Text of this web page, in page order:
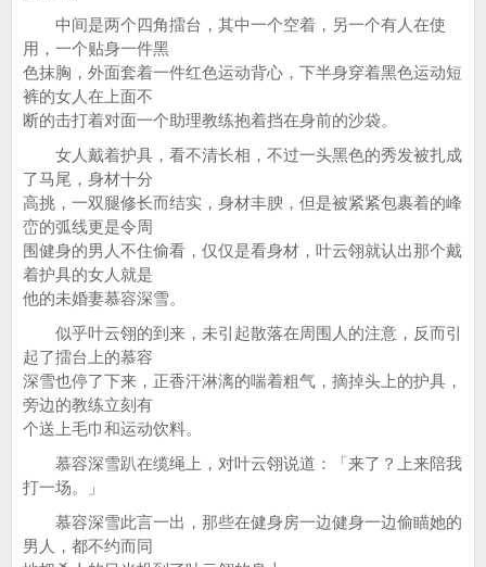
中间是两个四角擂台，其中一个空着，另一个有人在使
用，一个贴身一件黑
色抹胸，外面套着一件红色运动背心，下半身穿着黑色运动短
裤的女人在上面不
断的击打着对面一个助理教练抱着挡在身前的沙袋。
女人戴着护具，看不清长相，不过一头黑色的秀发被扎成
了马尾，身材十分
高挑，一双腿修长而结实，身材丰腴，但是被紧紧包裹着的峰
峦的弧线更是令周
围健身的男人不住偷看，仅仅是看身材，叶云翎就认出那个戴
着护具的女人就是
他的未婚妻慕容深雪。
似乎叶云翎的到来，未引起散落在周围人的注意，反而引
起了擂台上的慕容
深雪也停了下来，正香汗淋漓的喘着粗气，摘掉头上的护具，
旁边的教练立刻有
个送上毛巾和运动饮料。
慕容深雪趴在缆绳上，对叶云翎说道：「来了？上来陪我
打一场。」
慕容深雪此言一出，那些在健身房一边健身一边偷瞄她的
男人，都不约而同